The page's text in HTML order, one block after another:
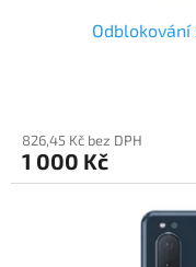
Odblokování
826,45 Kč bez DPH
1 000 Kč